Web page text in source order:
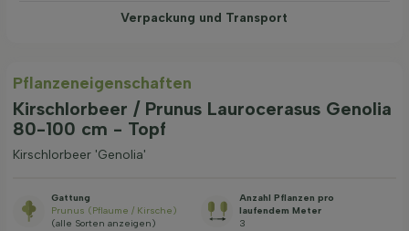
Verpackung und Transport
Pflanzeneigenschaften
Kirschlorbeer / Prunus Laurocerasus Genolia
80-100 cm - Topf
Kirschlorbeer 'Genolia'
Gattung
Prunus (Pflaume / Kirsche)
(alle Sorten anzeigen)
Anzahl Pflanzen pro
laufendem Meter
3